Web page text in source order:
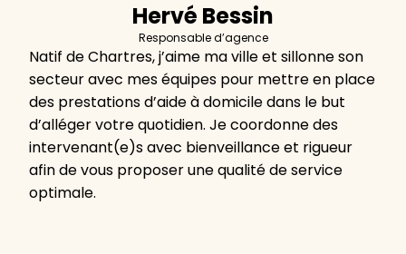
Hervé Bessin
Responsable d’agence
Natif de Chartres, j’aime ma ville et sillonne son
secteur avec mes équipes pour mettre en place
des prestations d’aide à domicile dans le but
d’alléger votre quotidien. Je coordonne des
intervenant(e)s avec bienveillance et rigueur
afin de vous proposer une qualité de service
optimale.